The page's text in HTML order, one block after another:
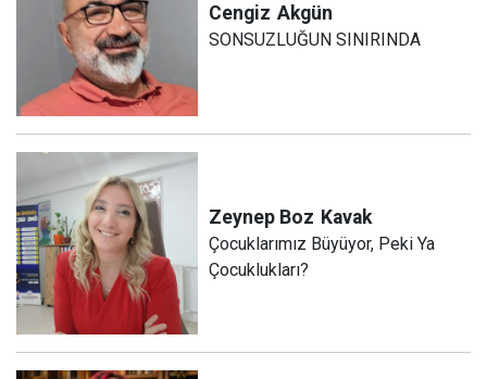
Cengiz Akgün
SONSUZLUĞUN SINIRINDA
Zeynep Boz Kavak
Çocuklarımız Büyüyor, Peki Ya
Çocuklukları?